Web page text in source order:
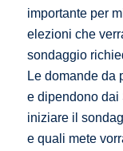
importante per
elezioni che
sondaggio
Le domande da
e dipendono dai
iniziare il
e quali mete